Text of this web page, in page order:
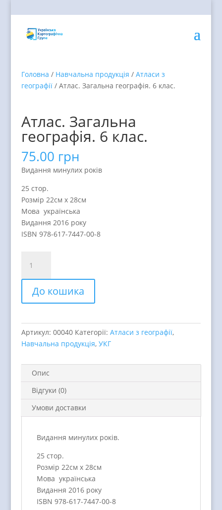
Головна / Навчальна продукція / Атласи з
географії/ Атлас. Загальна географія. 6 клас.
Атлас. Загальна
географія. 6 клас.
75.00 грн
Видання минулих років
25 стор.
Розмір 22см х 28см
Мова українська
Видання 2016 року
ISBN 978-617-7447-00-8
Загальна
географія.
клас.
До кошика
Артикул: 00040 Категорії: Атласи з географії,
Навчальна продукція, УКГ
Опис
Відгуки (0)
Умови доставки
Видання минулих років.
25 стор.
Розмір 22см х 28см
Мова українська
Видання 2016 року
ISBN 978-617-7447-00-8